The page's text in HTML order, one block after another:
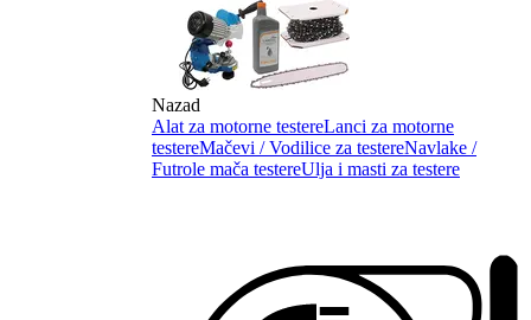
Nazad
Alat za motorne testereLanci za motorne
testereMačevi / Vodilice za testereNavlake /
Futrole mača testereUlja i masti za testere